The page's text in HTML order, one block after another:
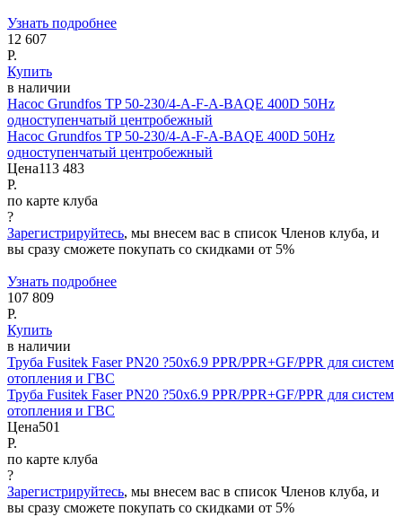
Узнать подробнее
12 607
Р.
Купить
в наличии
Насос Grundfos TP 50-230/4-A-F-A-BAQE 400D 50Hz
одноступенчатый центробежный
Насос Grundfos TP 50-230/4-A-F-A-BAQE 400D 50Hz
одноступенчатый центробежный
Цена113 483
Р.
по карте клуба
?
Зарегистрируйтесь, мы внесем вас в список Членов клуба, и
вы сразу сможете покупать со скидками от 5%
Узнать подробнее
107 809
Р.
Купить
в наличии
Труба Fusitek Faser PN20 ?50x6.9 PPR/PPR+GF/PPR для систем
отопления и ГВС
Труба Fusitek Faser PN20 ?50x6.9 PPR/PPR+GF/PPR для систем
отопления и ГВС
Цена501
Р.
по карте клуба
?
Зарегистрируйтесь, мы внесем вас в список Членов клуба, и
вы сразу сможете покупать со скидками от 5%